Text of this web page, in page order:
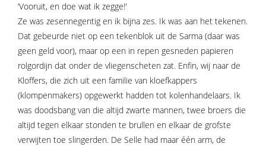
‘Vooruit, en doe wat ik zegge!'
Ze was zesennegentig en ik bijna zes. Ik was aan het tekenen.
Dat gebeurde niet op een tekenblok uit de Sarma (daar was
geen geld voor), maar op een in repen gesneden papieren
rolgordijn dat onder de vliegenscheten zat. Enfin, wij naar de
Kloffers, die zich uit een familie van kloefkappers
(klompenmakers) opgewerkt hadden tot kolenhandelaars. Ik
was doodsbang van die altijd zwarte mannen, twee broers die
altijd tegen elkaar stonden te brullen en elkaar de grofste
verwijten toe slingerden. De Selle had maar één arm, de